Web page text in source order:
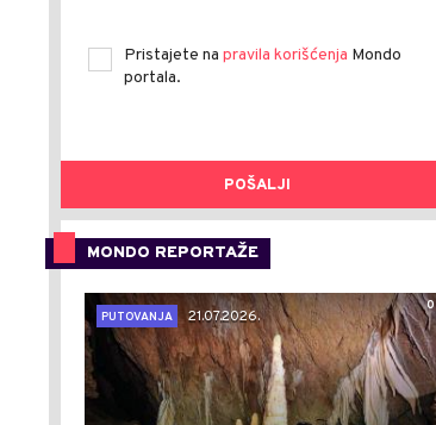
Pristajete na pravila korišćenja Mondo
portala.
POŠALJI
MONDO REPORTAŽE
0
PUTOVANJA
21.07.2026.